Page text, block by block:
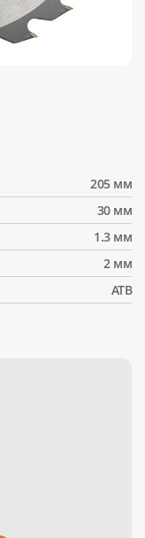
205 мм
30 мм
1.3 мм
2 мм
АТВ